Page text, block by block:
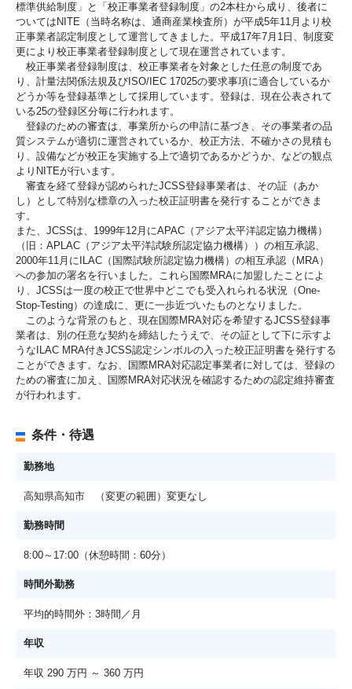
標準供給制度」と「校正事業者登録制度」の2本柱から成り、後者に
ついてはNITE（当時名称は、通商産業検査所）が平成5年11月より校
正事業者認定制度として運営してきました。平成17年7月1日、制度変
更により校正事業者登録制度として現在運営されています。
校正事業者登録制度は、校正事業者を対象とした任意の制度であ
り、計量法関係法規及びISO/IEC 17025の要求事項に適合しているか
どうか等を登録基準として採用しています。登録は、現在公表されて
いる25の登録区分毎に行われます。
登録のための審査は、事業所からの申請に基づき、その事業者の品
質システムが適切に運営されているか、校正方法、不確かさの見積も
り、設備などが校正を実施する上で適切であるかどうか、などの観点
よりNITEが行います。
審査を経て登録が認められたJCSS登録事業者は、その証（あか
し）として特別な標章の入った校正証明書を発行することができま
す。
また、JCSSは、1999年12月にAPAC（アジア太平洋認定協力機構）
（旧：APLAC（アジア太平洋試験所認定協力機構））の相互承認、
2000年11月にILAC（国際試験所認定協力機構）の相互承認（MRA）
への参加の署名を行いました。これら国際MRAに加盟したことによ
り、JCSSは一度の校正で世界中どこでも受入れられる状況（One-
Stop-Testing）の達成に、更に一歩近づいたものとなりました。
このような背景のもと、現在国際MRA対応を希望するJCSS登録事
業者は、別の任意な契約を締結したうえで、その証として下に示すよ
うなILAC MRA付きJCSS認定シンボルの入った校正証明書を発行する
ことができます。なお、国際MRA対応認定事業者に対しては、登録の
ための審査に加え、国際MRA対応状況を確認するための認定維持審査
が行われます。
条件・待遇
勤務地
高知県高知市 （変更の範囲）変更なし
勤務時間
8:00～17:00（休憩時間：60分）
時間外勤務
平均的時間外：3時間／月
年収
年収 290 万円 ～ 360 万円